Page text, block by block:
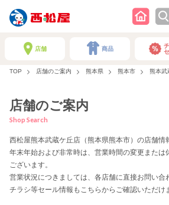
店舗 商品
TOP 店舗のご案内 熊本県 熊本市 熊本武
店舗のご案内
Shop Search
西松屋熊本武蔵ケ丘店（熊本県熊本市）の店舗情
年末年始および非常時は、営業時間の変更または
ございます。
営業状況につきましては、各店舗に直接お問い合
チラシ等セール情報もこちらからご確認いただけ